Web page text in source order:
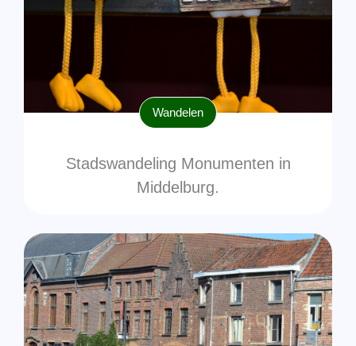
Wandelen
Stadswandeling Monumenten in
Middelburg.